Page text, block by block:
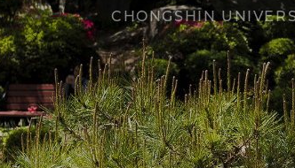
CHONGSHIN